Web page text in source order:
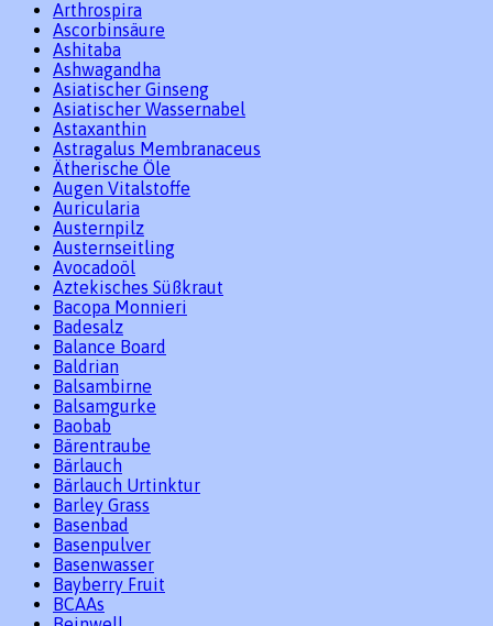
Arthrospira
Ascorbinsäure
Ashitaba
Ashwagandha
Asiatischer Ginseng
Asiatischer Wassernabel
Astaxanthin
Astragalus Membranaceus
Ätherische Öle
Augen Vitalstoffe
Auricularia
Austernpilz
Austernseitling
Avocadoöl
Aztekisches Süßkraut
Bacopa Monnieri
Badesalz
Balance Board
Baldrian
Balsambirne
Balsamgurke
Baobab
Bärentraube
Bärlauch
Bärlauch Urtinktur
Barley Grass
Basenbad
Basenpulver
Basenwasser
Bayberry Fruit
BCAAs